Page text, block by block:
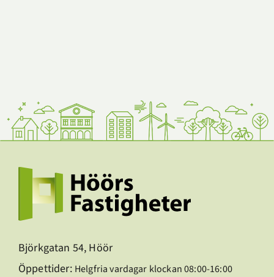
Björkgatan 54, Höör
Öppettider: Helgfria vardagar klockan 08:00-16:00